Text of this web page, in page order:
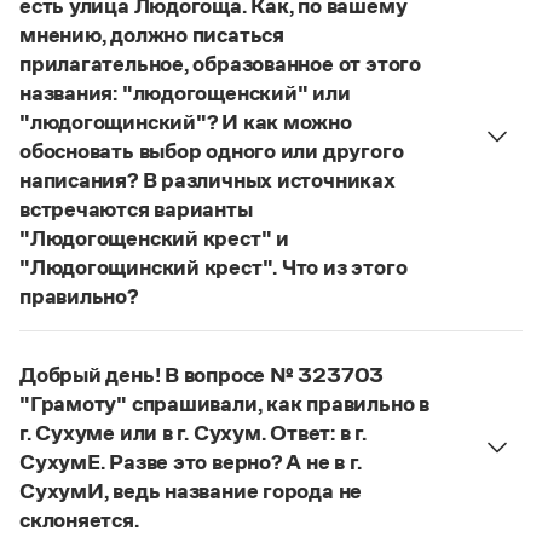
Словари русского языка как государственного
Справочники
Правила русской орфографии и пунктуации
Русский язык. Краткий теоретический курс
для школьников
Письмовник
Справочник по пунктуации
Словарь-справочник трудностей
Справочник по фразеологии
Азбучные истины
Все справочники портала
Журнал
Новости и события
Управление в русском языке
Словарь русских имён
Словарь методических терминов
Правила русской орфографии и пунктуации
(1956)
есть улица Людогоща. Как, по вашему
мнению, должно писаться
прилагательное, образованное от этого
названия: "людогощенский" или
"людогощинский"? И как можно
обосновать выбор одного или другого
написания? В различных источниках
встречаются варианты
"Людогощенский крест" и
"Людогощинский крест". Что из этого
правильно?
Есть орфографическое правило:
географических названий на -а(-я), пишется
суффикс -
инск-. Правильно:Людогоща—
людогощинский . Ср.:Балашиха —балашихинский
Ельня— ельнинский,Истра— истринский
Находка—находкинский ,Охта—
Ялта—ялтинский
Добрый день! В вопросе № 323703
"Грамоту" спрашивали, как правильно в
г. Сухуме или в г. Сухум. Ответ: в г.
СухумЕ. Разве это верно? А не в г.
СухумИ, ведь название города не
склоняется.